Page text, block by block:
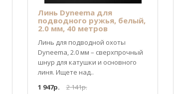
Линь Dyneema для
подводного ружья, белый,
2.0 мм, 40 метров
Линь для подводной охоты
Dyneema, 2.0 мм – сверхпрочный
шнур для катушки и основного
линя. Ищете над..
1 947р.
2 141р.